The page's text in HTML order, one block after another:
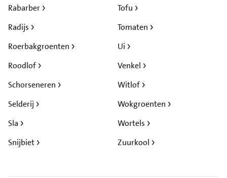
Rabarber
Radijs
Roerbakgroenten
Roodlof
Schorseneren
Selderij
Sla
Snijbiet
Tofu
Tomaten
Ui
Venkel
Witlof
Wokgroenten
Wortels
Zuurkool